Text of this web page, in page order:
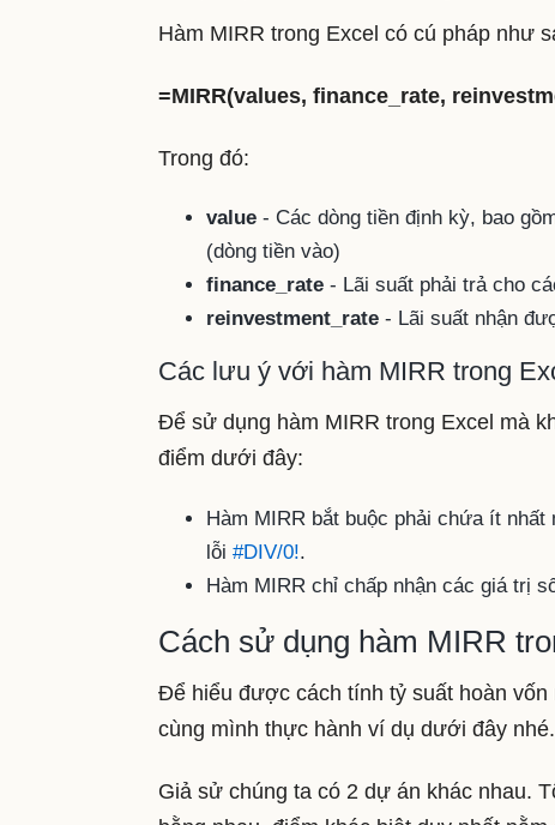
Hàm MIRR trong Excel có cú pháp như
=MIRR(values, finance_rate,
Trong đó:
value - Các dòng tiền định kỳ, bao
(dòng tiền vào)
finance_rate - Lãi suất phải trả cho
reinvestment_rate - Lãi suất nhận
Các lưu ý với hàm MIRR trong
Để sử dụng hàm MIRR trong Excel mà
điểm dưới đây:
Hàm MIRR bắt buộc phải chứa ít
lỗi #DIV/0!.
Hàm MIRR chỉ chấp nhận các giá trị
Cách sử dụng hàm MIRR
Để hiểu được cách tính tỷ suất hoàn
cùng mình thực hành ví dụ dưới đây nhé.
Giả sử chúng ta có 2 dự án khác nhau.